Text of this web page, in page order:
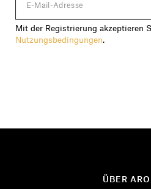
Mit der Registrierung akzeptieren
Nutzungsbedingungen.
ÜBER